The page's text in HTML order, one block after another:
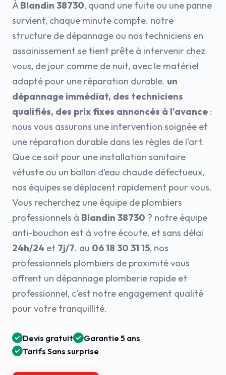
ÀBlandin 38730, quand une fuite ou une panne
survient, chaque minute compte. notre
structure de dépannage ou nos techniciens en
assainissement se tient prête à intervenir chez
vous, de jour comme de nuit, avec le matériel
adapté pour une réparation durable. un
dépannage immédiat, des techniciens
qualifiés, des prix fixes annoncés à l'avance :
nous vous assurons une intervention soignée et
une réparation durable dans les règles de l'art.
Que ce soit pour une installation sanitaire
vétuste ou un ballon d’eau chaude défectueux,
nos équipes se déplacent rapidement pour vous.
Vous recherchez une équipe de plombiers
professionnels à Blandin 38730 ? notre équipe
anti-bouchon est à votre écoute, et sans délai
24h/24 et 7j/7. au 06 18 30 31 15, nos
professionnels plombiers de proximité vous
offrent un dépannage plomberie rapide et
professionnel, c'est notre engagement qualité
pour votre tranquillité.
Devis gratuit
Garantie 5 ans
Tarifs Sans surprise